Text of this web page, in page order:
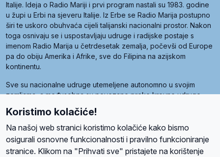
Italije. Ideja o Radio Mariji i prvi program nastali su 1983. godine
u župi u Erbi na sjeveru Italije. Iz Erbe se Radio Marija postupno
širi te uskoro obuhvaća cijeli talijanski nacionalni prostor. Nakon
toga osnivaju se i uspostavljaju udruge i radijske postaje s
imenom Radio Marija u četrdesetak zemalja, počevši od Europe
pa do obiju Amerika i Afrike, sve do Filipina na azijskom
kontinentu.
Sve su nacionalne udruge utemeljene autonomno u svojim
zemljama, a međusobna su povezane preko krovne udruge
Radio Maria). Svjetsku obitelj utemeljilo je sedam članica, među
kojima je i hrvatska Udruga Radio Marija.
Koristimo kolačiće!
Na našoj web stranici koristimo kolačiće kako bismo
osigurali osnovne funkcionalnosti i pravilno funkcioniranje
stranice. Klikom na "Prihvati sve" pristajete na korištenje